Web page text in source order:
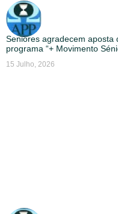
Seniores agradecem
programa “+ Movimento
15 Julho, 2026